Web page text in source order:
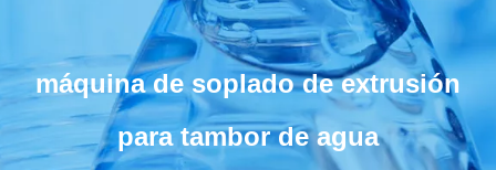
máquina de soplado de extrusión
para tambor de agua